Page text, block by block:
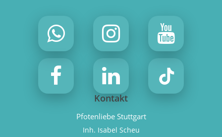
Kontakt
Pfotenliebe Stuttgart
Inh. Isabel Scheu